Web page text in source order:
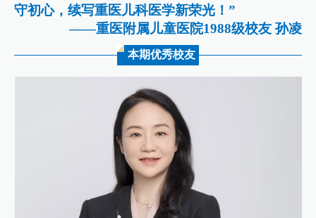
守初心，续写重医儿科医学新荣光！”
——重医附属儿童医院1988级校友 孙凌
本期优秀校友